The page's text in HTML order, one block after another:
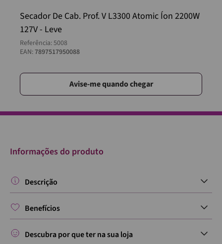
Secador De Cab. Prof. V L3300 Atomic Íon 2200W
127V - Leve
Referência:5008
EAN:7897517950088
Avise-me quando chegar
Informações do produto
Descrição
Benefícios
Descubra por que ter na sua loja